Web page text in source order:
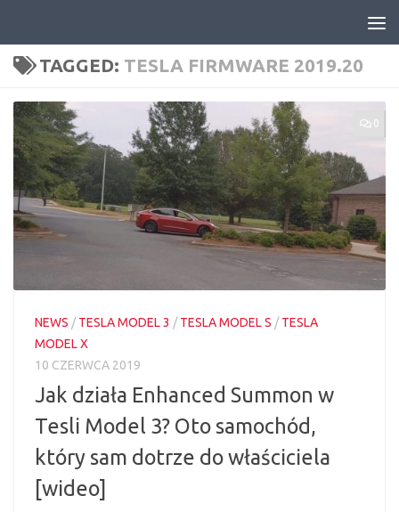
TAGGED: TESLA FIRMWARE 2019.20
0
NEWS /TESLA MODEL 3 /TESLA MODEL S /TESLA
MODEL X
10 CZERWCA 2019
Jak działa Enhanced Summon w
Tesli Model 3? Oto samochód,
który sam dotrze do właściciela
[wideo]